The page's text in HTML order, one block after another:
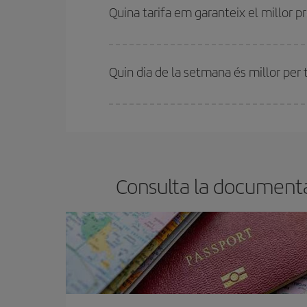
motiu, comprar amb antelació és
fonamental
Quina tarifa em garanteix el millor
Quin dia de la setmana és millor
Consulta la